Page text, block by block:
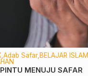
Adab Safar BELAJAR ISLAM
MENUJU SAFAR